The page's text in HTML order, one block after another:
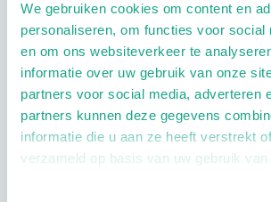
We gebruiken cookies om content en
personaliseren, om functies voor social
en om ons websiteverkeer te
informatie over uw gebruik van onze
partners voor social media, adverteren
partners kunnen deze gegevens
informatie die u aan ze heeft verstrekt
verzameld op basis van uw gebruik
Diabetes Reuma
Extra opties